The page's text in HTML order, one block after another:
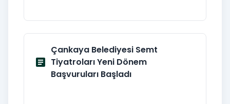
article
Çankaya Belediyesi Semt
Tiyatroları Yeni Dönem
Başvuruları Başladı